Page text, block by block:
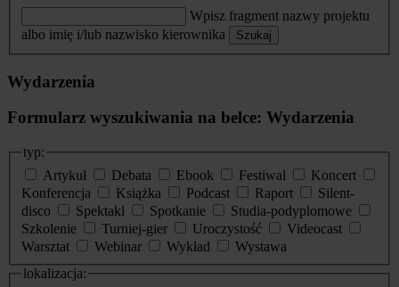
Wpisz fragment nazwy projektu
albo imię i/lub nazwisko kierownika
Szukaj
Wydarzenia
Formularz wyszukiwania na belce: Wydarzenia
typ:
Artykuł
Debata Ebook Festiwal
Koncert
Konferencja
Książka Podcast Raport
Silent-
disco
Spektakl Spotkanie
Studia-podyplomowe
Szkolenie
Turniej-gier Uroczystość
Videocast
Warsztat
Webinar Wykład
Wystawa
lokalizacja: